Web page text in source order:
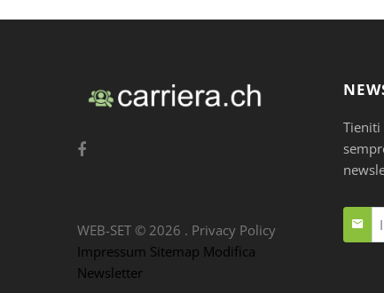
Tieniti
WEB-SET © 2026 . Privacy Policy
Impressum Sitemap Modifica
Newsletter